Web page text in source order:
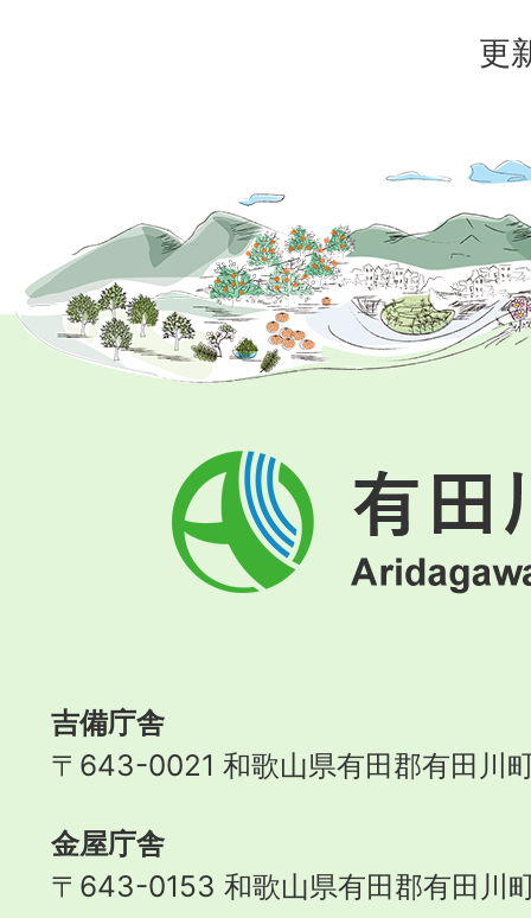
更
有
田
川
町
吉備庁舎
〒643-0021 和歌山県有田郡有田川
金屋庁舎
〒643-0153 和歌山県有田郡有田川